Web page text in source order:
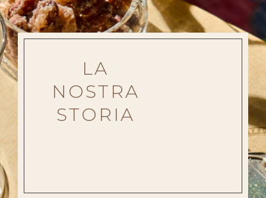
LA
NOSTRA
STORIA